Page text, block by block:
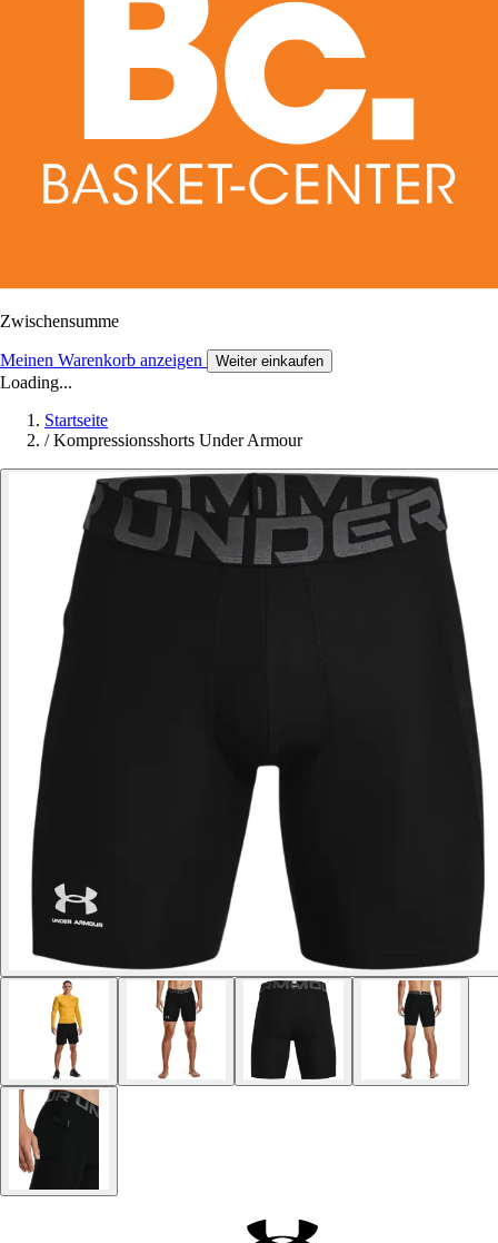
Zwischensumme
Meinen Warenkorb anzeigen Weiter einkaufen
Loading...
Startseite
/ Kompressionsshorts Under Armour